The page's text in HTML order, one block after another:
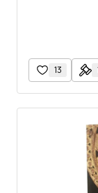
13